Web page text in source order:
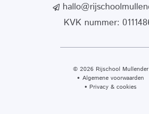
KVK nummer:
© 2026 Rijschool Mullender
Algemene voorwaarden
Privacy & cookies